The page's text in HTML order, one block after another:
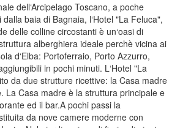
dell‘Arcipelago Toscano, a poche
baia di Bagnaia, l‘Hotel "La Feluca",
delle colline circostanti è un‘oasi di
alberghiera ideale perchè vicina ai
d‘Elba: Portoferraio, Porto Azzurro,
in pochi minuti. L‘Hotel "La
da due strutture ricettive: la Casa madre
La Casa madre è la struttura principale e
ed il bar.A pochi passi la
da nove camere moderne con